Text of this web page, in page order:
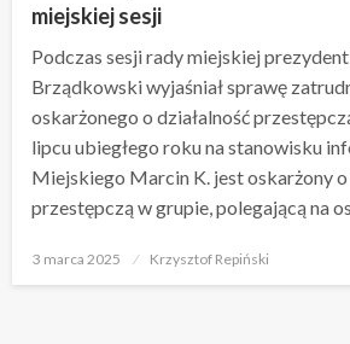
miejskiej sesji
Podczas sesji rady miejskiej
Brządkowski wyjaśniał sprawę
oskarżonego o działalność
lipcu ubiegłego roku na stanowisku
Miejskiego Marcin K. jest oskarżony o
przestępczą w grupie, polegającą na
Opublikowane
3 marca 2025 Krzysztof Repiński